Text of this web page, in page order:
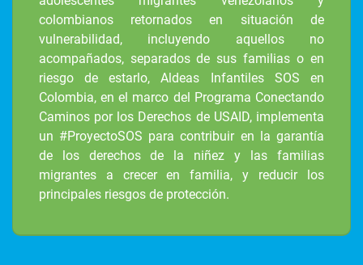
colombianos retornados en situación de
vulnerabilidad, incluyendo aquellos no
acompañados, separados de sus familias o en
riesgo de estarlo, Aldeas Infantiles SOS en
Colombia, en el marco del Programa Conectando
Caminos por los Derechos de USAID, implementa
un #ProyectoSOS para contribuir en la garantía
de los derechos de la niñez y las familias
migrantes a crecer en familia, y reducir los
principales riesgos de protección.